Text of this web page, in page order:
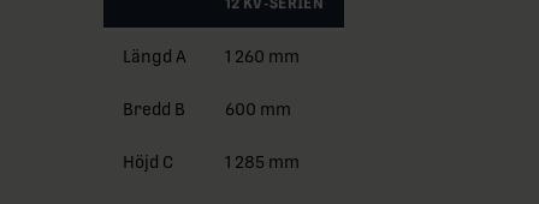
12 KV-SERIEN
Längd A 1 260 mm
Bredd B 600 mm
Höjd C 1 285 mm